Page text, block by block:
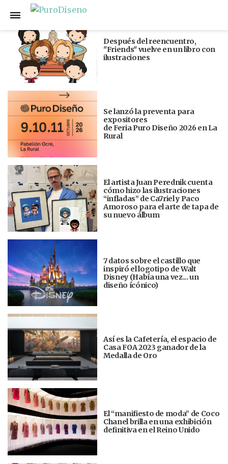
Anterior
Después del reencuentro,
"Friends" vuelve en un libro con
ilustraciones
Se lanzó la preventa para
expositores
de Feria Puro Diseño 2026 en La
Rural
El artista Juan Perednik cuenta
cómo hizo las ilustraciones
“infladas” de Ca7riel y Paco
Amoroso para el arte de tapa de
su nuevo álbum
7 datos sobre el castillo que
inspiró el logotipo de Walt
Disney (Había una vez... un
diseño ícónico)
Así es la Cafetería, el espacio de
Casa FOA 2023 ganador de la
Medalla de Oro
El “manifiesto de moda” de Coco
Chanel brilla en una exhibición
definitiva en el Reino Unido
Siguiente